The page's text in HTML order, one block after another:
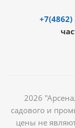
+7(4862)
2026
садового и
цены не